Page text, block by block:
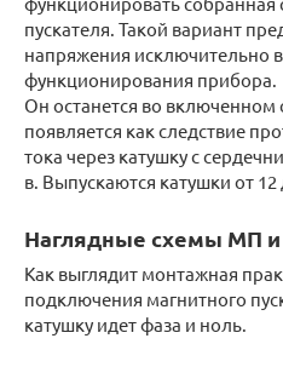
пускателя. Такой вариант
напряжения исключительно
функционирования прибора.
Он останется во включенном
появляется как следствие
тока через катушку с
в. Выпускаются катушки от 12
Наглядные схемы МП
Как выглядит монтажная
подключения магнитного
катушку идет фаза и ноль.